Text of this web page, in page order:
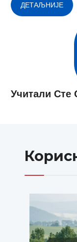
ДЕТАЉНИЈЕ
Учитали Сте